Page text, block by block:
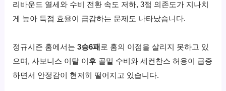
리바운드 열세와 수비 전환 속도 저하, 3점 의존도가 지나치
게 높아 득점 효율이 급감하는 문제도 나타났습니다.
정규시즌 홈에서는3승6패 로 홈의 이점을 살리지 못하고 있
으며, 사보니스 이탈 이후 골밑 수비와 세컨찬스 허용이 급증
하면서 안정감이 현저히 떨어지고 있습니다.